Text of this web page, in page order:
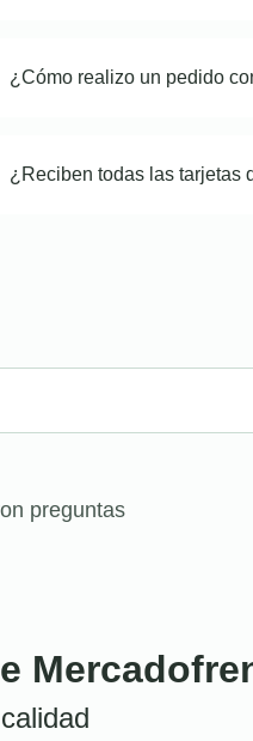
¿Cómo realizo un pedido
¿Reciben todas las tarjetas
preguntas